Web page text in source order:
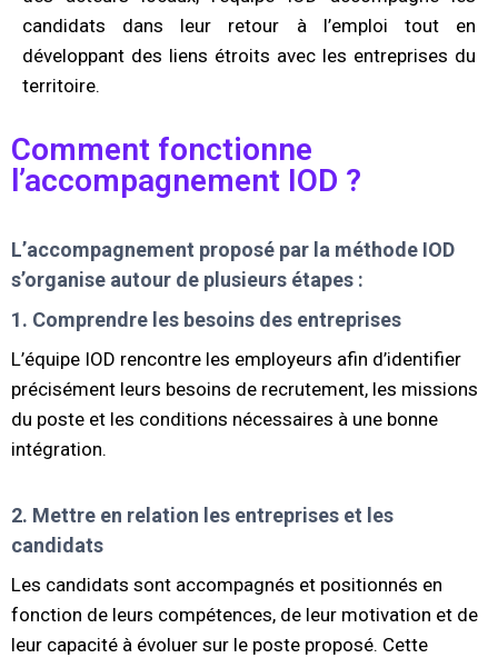
candidats dans leur retour à l’emploi tout en
développant des liens étroits avec les entreprises du
territoire.
Comment fonctionne
l’accompagnement IOD ?
L’accompagnement proposé par la méthode IOD
s’organise autour de plusieurs étapes :
1. Comprendre les besoins des entreprises
L’équipe IOD rencontre les employeurs afin d’identifier
précisément leurs besoins de recrutement, les missions
du poste et les conditions nécessaires à une bonne
intégration.
2. Mettre en relation les entreprises et les
candidats
Les candidats sont accompagnés et positionnés en
fonction de leurs compétences, de leur motivation et de
leur capacité à évoluer sur le poste proposé. Cette